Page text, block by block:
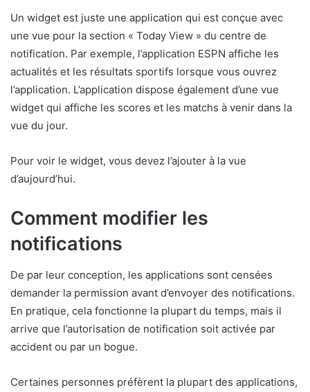
Un widget est juste une application qui est conçue avec
une vue pour la section « Today View » du centre de
notification. Par exemple, l’application ESPN affiche les
actualités et les résultats sportifs lorsque vous ouvrez
l’application. L’application dispose également d’une vue
widget qui affiche les scores et les matchs à venir dans la
vue du jour.
Pour voir le widget, vous devez l’ajouter à la vue
d’aujourd’hui.
Comment modifier les
notifications
De par leur conception, les applications sont censées
demander la permission avant d’envoyer des notifications.
En pratique, cela fonctionne la plupart du temps, mais il
arrive que l’autorisation de notification soit activée par
accident ou par un bogue.
Certaines personnes préfèrent la plupart des applications,